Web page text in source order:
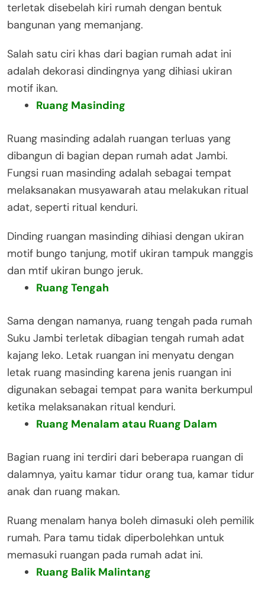
terletak disebelah kiri rumah dengan bentuk
bangunan yang memanjang.
Salah satu ciri khas dari bagian rumah adat ini
adalah dekorasi dindingnya yang dihiasi ukiran
motif ikan.
Ruang Masinding
Ruang masinding adalah ruangan terluas yang
dibangun di bagian depan rumah adat Jambi.
Fungsi ruan masinding adalah sebagai tempat
melaksanakan musyawarah atau melakukan ritual
adat, seperti ritual kenduri.
Dinding ruangan masinding dihiasi dengan ukiran
motif bungo tanjung, motif ukiran tampuk manggis
dan mtif ukiran bungo jeruk.
Ruang Tengah
Sama dengan namanya, ruang tengah pada rumah
Suku Jambi terletak dibagian tengah rumah adat
kajang leko. Letak ruangan ini menyatu dengan
letak ruang masinding karena jenis ruangan ini
digunakan sebagai tempat para wanita berkumpul
ketika melaksanakan ritual kenduri.
Ruang Menalam atau Ruang Dalam
Bagian ruang ini terdiri dari beberapa ruangan di
dalamnya, yaitu kamar tidur orang tua, kamar tidur
anak dan ruang makan.
Ruang menalam hanya boleh dimasuki oleh pemilik
rumah. Para tamu tidak diperbolehkan untuk
memasuki ruangan pada rumah adat ini.
Ruang Balik Malintang